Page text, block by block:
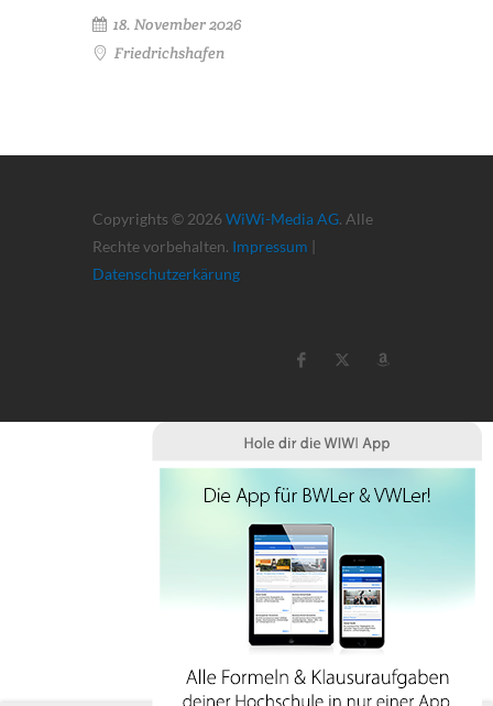
18. November 2026
Friedrichshafen
Copyrights © 2026 WiWi-Media AG. Alle
Rechte vorbehalten. Impressum |
Datenschutzerkärung